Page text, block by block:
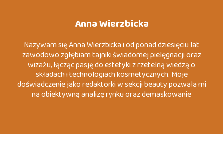
Anna Wierzbicka
Nazywam się Anna Wierzbicka i od ponad dziesięciu lat
zawodowo zgłębiam tajniki świadomej pielęgnacji oraz
wizażu, łącząc pasję do estetyki z rzetelną wiedzą o
składach i technologiach kosmetycznych. Moje
doświadczenie jako redaktorki w sekcji beauty pozwala mi
na obiektywną analizę rynku oraz demaskowanie
(slow fashion) oraz psychologią koloru wizerunku. Moim